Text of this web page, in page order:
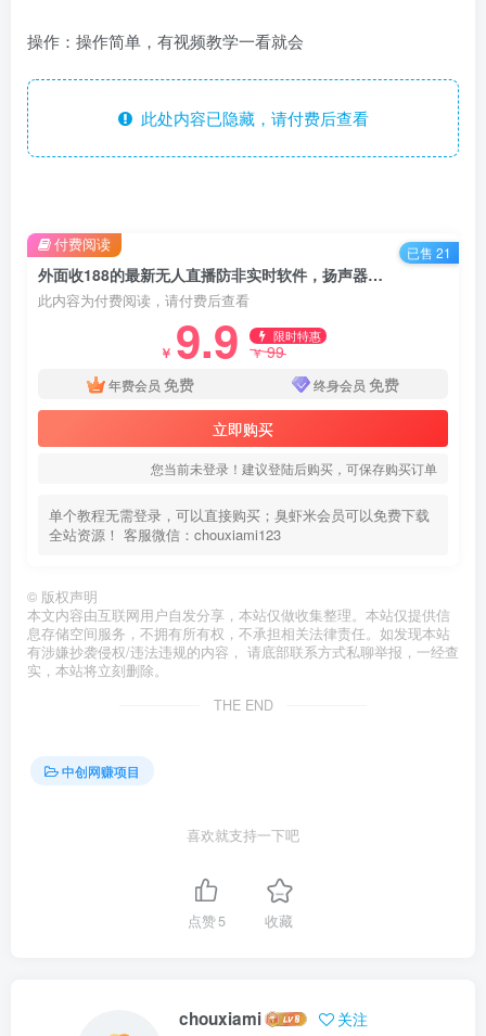
操作：操作简单，有视频教学一看就会
此处内容已隐藏，请付费后查看
外面收188的最新无人直播防非实时软件，扬声器转麦克风脚本【软件+教程】
此内容为付费阅读，请付费后查看
￥ 9.9 限时特惠
￥99
年费会员 免费 终身会员 免费
立即购买
您当前未登录！建议登陆后购买，可保存购买订单
单个教程无需登录，可以直接购买；臭虾米会员可以免费下载
全站资源！ 客服微信：chouxiami123
付费阅读 已售 21
© 版权声明
本文内容由互联网用户自发分享，本站仅做收集整理。本站仅提供信
息存储空间服务，不拥有所有权，不承担相关法律责任。如发现本站
有涉嫌抄袭侵权/违法违规的内容， 请底部联系方式私聊举报，一经查
实，本站将立刻删除。
THE END
中创网赚项目
喜欢就支持一下吧
点赞5 收藏
chouxiami 关注